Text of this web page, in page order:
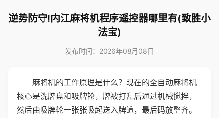
逆势防守!内江麻将机程序遥控器哪里有(致胜小
法宝)
发布时间：2026年08月08日
麻将机的工作原理是什么？现在的全自动麻将机
核心是洗牌盘和吸牌轮，牌被打乱后通过机械搅拌，
然后由吸牌轮一张张吸起送入牌道，最后码放整齐。